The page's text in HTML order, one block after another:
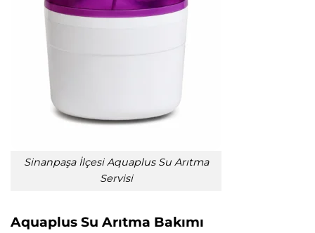
Sinanpaşa İlçesi Aquaplus Su Arıtma
Servisi
Aquaplus Su Arıtma Bakımı